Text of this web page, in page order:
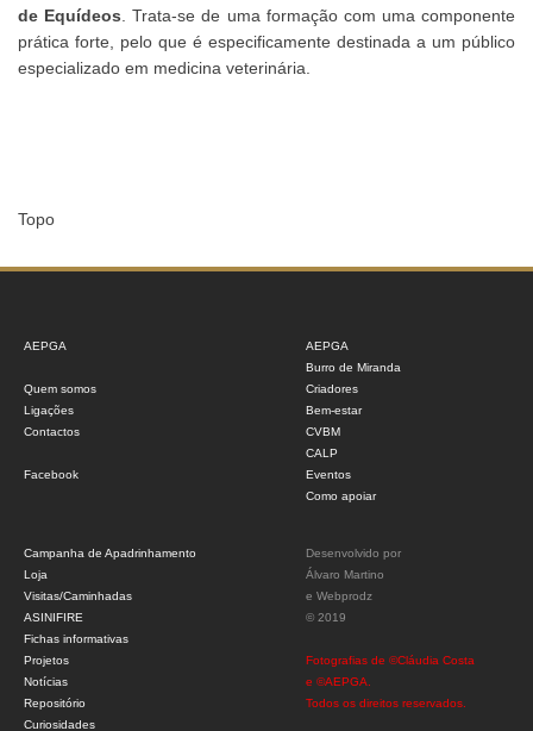
de Equídeos . Trata-se de uma formação com uma componente
prática forte, pelo que é especificamente destinada a um público
especializado em medicina veterinária.
Topo
AEPGA
Quem somos
Ligações
Contactos
Facebook
AEPGA
Burro de Miranda
Criadores
Bem-estar
CVBM
CALP
Eventos
Como apoiar
Campanha de Apadrinhamento
Loja
Visitas/Caminhadas
ASINIFIRE
Fichas informativas
Projetos
Notícias
Repositório
Curiosidades
Desenvolvido por
Álvaro Martino
e Webprodz
© 2019
Fotografias de ©Cláudia Costa
e ©AEPGA.
Todos os direitos reservados.